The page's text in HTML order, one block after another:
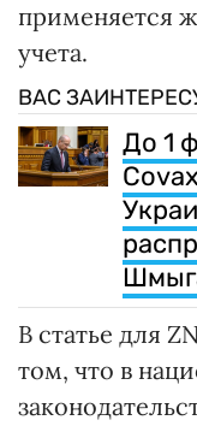
применяется
учета.
ВАС
До 1
В статье для
том, что в